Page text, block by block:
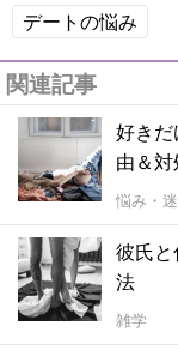
デートの悩み
関連記事
好き
由＆
悩み・
彼氏
法
雑学